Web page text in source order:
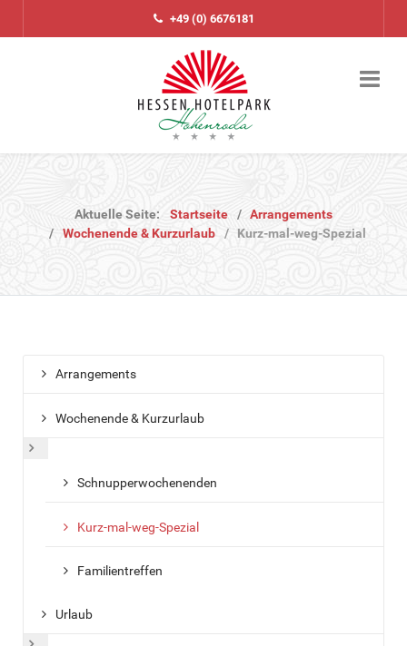
+49 (0) 6676181
Aktuelle Seite: Startseite
Arrangements
Wochenende & Kurzurlaub
Kurz-mal-weg-Spezial
Arrangements
Wochenende & Kurzurlaub
Schnupperwochenenden
Kurz-mal-weg-Spezial
Familientreffen
Urlaub